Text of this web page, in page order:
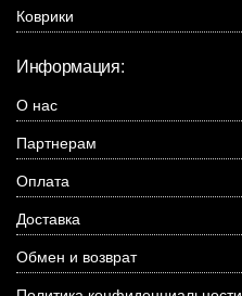
Коврики
Информация:
О нас
Партнерам
Оплата
Доставка
Обмен и возврат